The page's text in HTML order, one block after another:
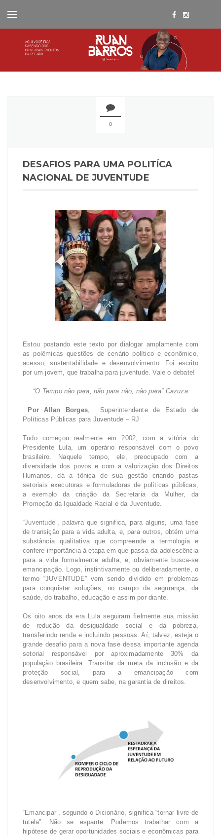
0
DESAFIOS PARA UMA POLITÍCA
NACIONAL DE JUVENTUDE
Estou postando este texto por dialogar amplamente com
as polêmicas questões de cenário político e econômico,
acesso, sustentabilidade e desenvolvimento. Foi escrito
por um jovem, que trabalha para juventude. Vale o debate!
“O Tempo não para, não para não, não para” Cazuza
Por Allan Borges, Superintendente de Estado de
Políticas Públicas para Juventude – RJ
Tudo começou realmente em 2002, com a vitória do
Presidente Lula, um operário responsável com o povo
brasileiro. Naquele tempo, ele, preocupado com a
diversidade dos povos e com a valorização dos Direitos
Humanos, dá a tônica de sua gestão criando pastas
setoriais executoras e formuladoras de políticas públicas,
a exemplo da criação da Secretaria da Mulher, da
Promoção da Igualdade Racial e da Juventude.
“Juventude”, palavra que significa, para alguns, uma fase
de transição para a vida adulta, e, para outros, obtém uma
substância qualitativa que compreende a termologia e
confere importância à etapa em que passa da adolescência
para a vida formalmente adulta, e, obviamente busca-se
emancipação. Logo, instintivamente ou deliberadamente, o
termo “JUVENTUDE” vem sendo dividido em problemas
para conquistar soluções, no campo da segurança, da
saúde, do trabalho, educação e assim por diante.
Os oito anos da era Lula seguiram fielmente sua missão
de redução da desigualdade social e da pobreza,
transferindo renda e incluindo pessoas. Aí, talvez, esteja o
grande desafio para a nova fase dessa importante agenda
setorial responsável por aproximadamente 30% da
população brasileira: Transitar da meta da inclusão e da
proteção social, para a emancipação com
desenvolvimento, e quem sabe, na garantia de direitos.
“Emancipar”, segundo o Dicionário, significa “tornar livre de
tutela”. Não se espante: Podemos trabalhar com a
hipótese de gerar oportunidades sociais e econômicas para